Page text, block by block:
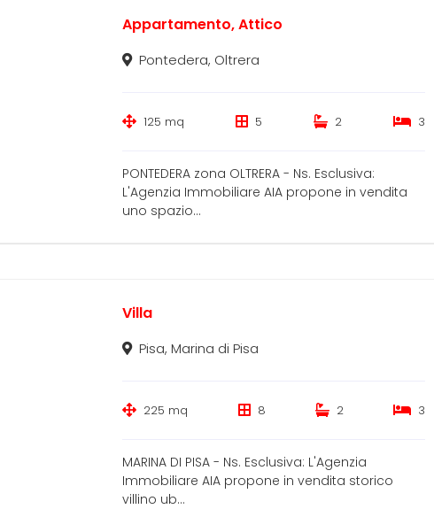
Appartamento, Attico
Pontedera, Oltrera
125 mq 5 2 3
PONTEDERA zona OLTRERA - Ns. Esclusiva:
L'Agenzia Immobiliare AIA propone in vendita
uno spazio...
Villa
Pisa, Marina di Pisa
225 mq 8 2 3
MARINA DI PISA - Ns. Esclusiva: L'Agenzia
Immobiliare AIA propone in vendita storico
villino ub...